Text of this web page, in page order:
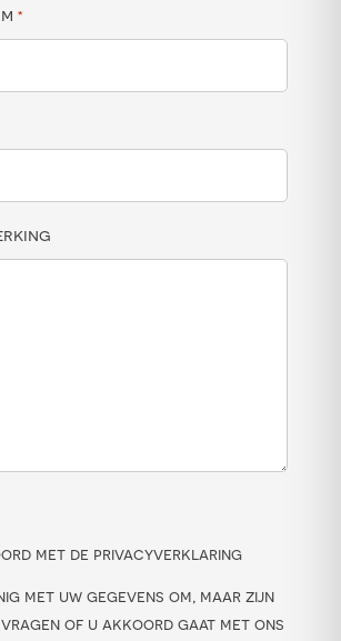
*
met de privacyverklaring
met uw gegevens om, maar zijn
of u akkoord gaat met ons